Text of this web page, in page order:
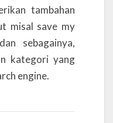
tambahan
misal save my
sebagainya,
kategori yang
engine.